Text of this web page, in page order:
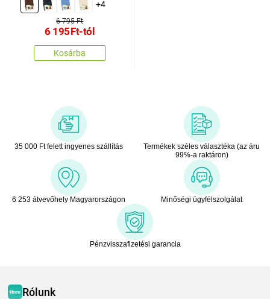
+4
6 795 Ft
6 195Ft-tól
Kosárba
35 000 Ft felett ingyenes szállítás
Termékek széles választéka (az áru
99%-a raktáron)
6 253 átvevőhely Magyarországon Minőségi ügyfélszolgálat
Pénzvisszafizetési garancia
Rólunk